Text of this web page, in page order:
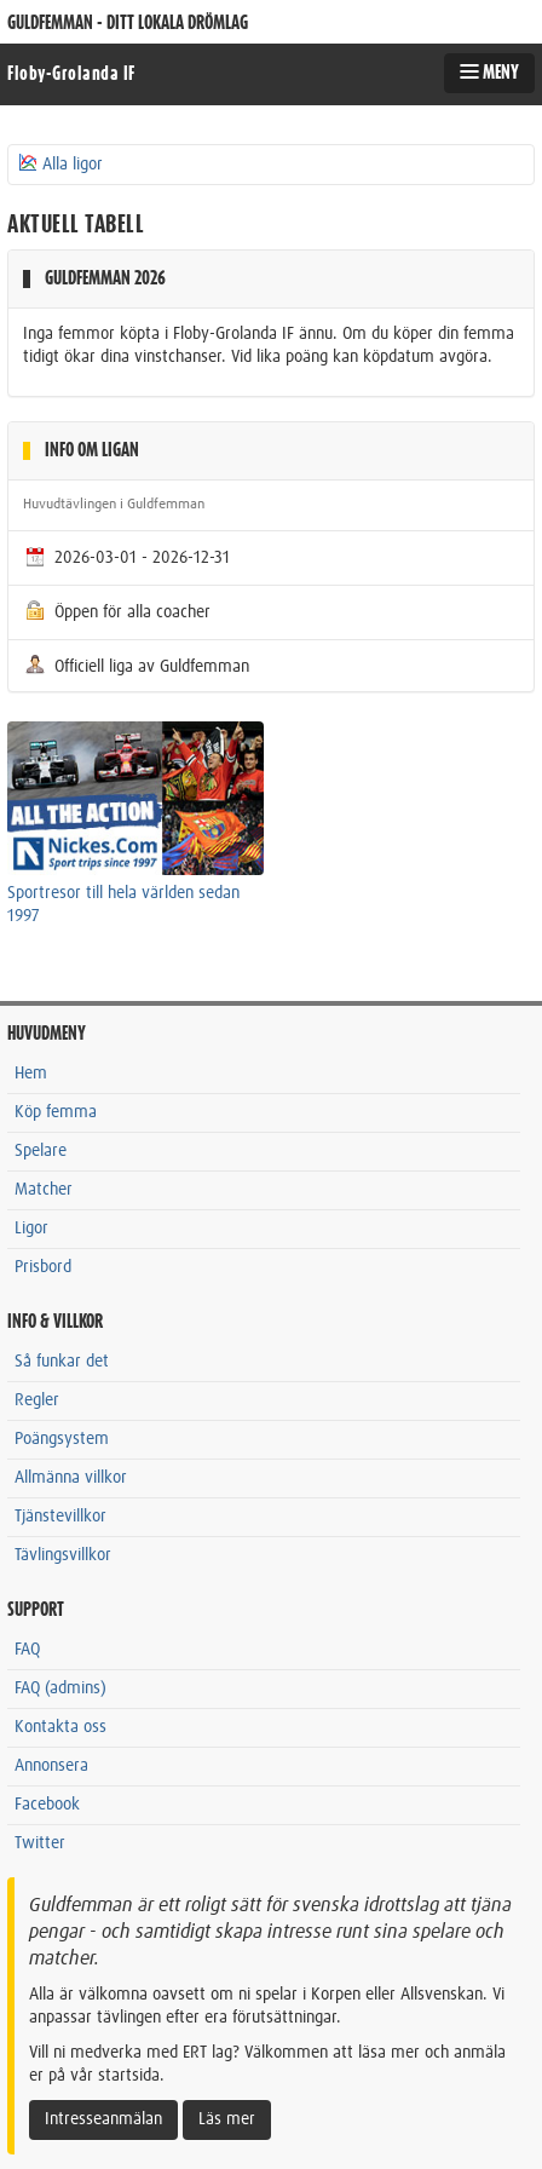
GULDFEMMAN - DITT LOKALA DRÖMLAG
Floby-Grolanda IF MENY
Alla ligor
AKTUELL TABELL
GULDFEMMAN 2026
Inga femmor köpta i Floby-Grolanda IF ännu. Om du köper din femma
tidigt ökar dina vinstchanser. Vid lika poäng kan köpdatum avgöra.
INFO OM LIGAN
Huvudtävlingen i Guldfemman
2026-03-01 - 2026-12-31
Öppen för alla coacher
Officiell liga av Guldfemman
Sportresor till hela världen sedan
1997
HUVUDMENY
Hem
Köp femma
Spelare
Matcher
Ligor
Prisbord
INFO & VILLKOR
Så funkar det
Regler
Poängsystem
Allmänna villkor
Tjänstevillkor
Tävlingsvillkor
SUPPORT
FAQ
FAQ (admins)
Kontakta oss
Annonsera
Facebook
Twitter
Guldfemman är ett roligt sätt för svenska idrottslag att tjäna
pengar - och samtidigt skapa intresse runt sina spelare och
matcher.
Alla är välkomna oavsett om ni spelar i Korpen eller Allsvenskan. Vi
anpassar tävlingen efter era förutsättningar.
Vill ni medverka med ERT lag? Välkommen att läsa mer och anmäla
er på vår startsida.
Intresseanmälan Läs mer